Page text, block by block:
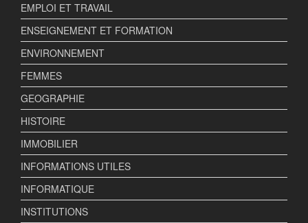
EMPLOI ET TRAVAIL
ENSEIGNEMENT ET FORMATION
ENVIRONNEMENT
FEMMES
GEOGRAPHIE
HISTOIRE
IMMOBILIER
INFORMATIONS UTILES
INFORMATIQUE
INSTITUTIONS